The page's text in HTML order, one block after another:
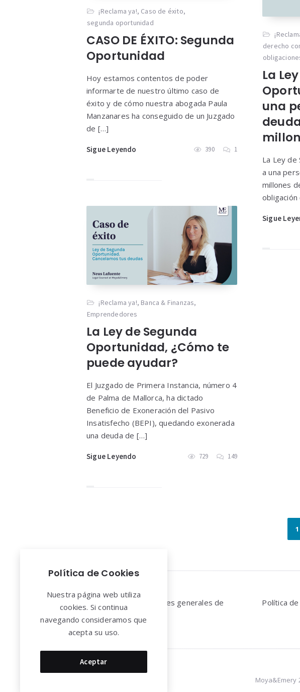
¡Reclama ya!, Caso de éxito,
segunda oportunidad
CASO DE ÉXITO: Segunda
Oportunidad
Hoy estamos contentos de poder
informarte de nuestro último caso de
éxito y de cómo nuestra abogada Paula
Manzanares ha conseguido de un Juzgado
de […]
Sigue Leyendo 390 1
derecho
La
una
La Ley de
a una
millones
Sigue
¡Reclama ya!, Banca & Finanzas,
Emprendedores
La Ley de Segunda
Oportunidad, ¿Cómo te
puede ayudar?
El Juzgado de Primera Instancia, número 4
de Palma de Mallorca, ha dictado
Beneficio de Exoneración del Pasivo
Insatisfecho (BEPI), quedando exonerada
una deuda de […]
Sigue Leyendo 729 149
1
Widgets
Aviso legal y Condiciones generales de
Política
Moya&Emery
Política de Cookies
Nuestra página web utiliza
cookies. Si continua
navegando consideramos que
acepta su uso.
Aceptar